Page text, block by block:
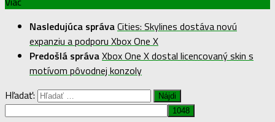
Nasledujúca správaCities: Skylines dostáva novú
expanziu a podporu Xbox One X
Predošlá správaXbox One X dostal licencovaný skin s
motívom pôvodnej konzoly
Hľadať: